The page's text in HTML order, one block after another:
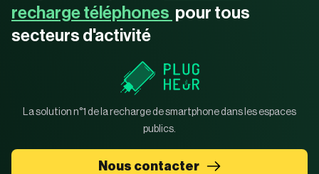
recharge téléphones pour tous
secteurs d'activité
La solution n°1 de la recharge de smartphone dans les espaces
publics.
Nous contacter